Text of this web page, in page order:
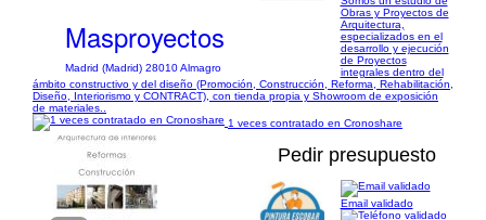
Masproyectos
Madrid (Madrid) 28010 Almagro
Obras y Proyectos de
Arquitectura,
especializados en el
desarrollo y ejecución
de Proyectos
integrales dentro del
ámbito constructivo y del diseño (Promoción, Construcción, Reforma, Rehabilitación,
Diseño, Interiorismo y CONTRACT), con tienda propia y Showroom de exposición
de materiales..
1 veces contratado en Cronoshare
Pedir presupuesto
Email validado